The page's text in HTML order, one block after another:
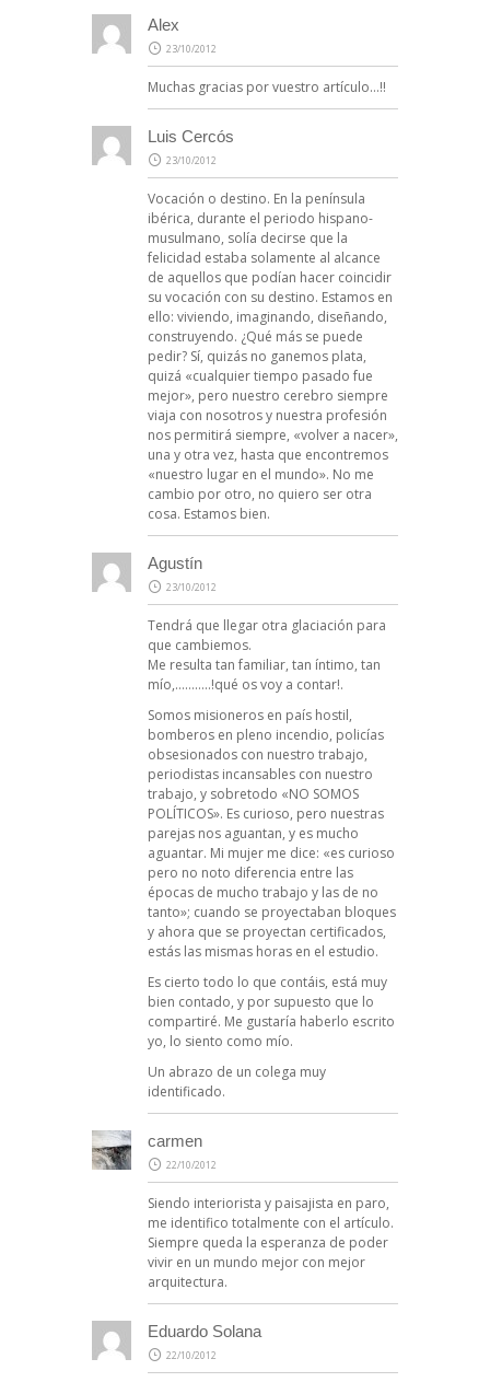
Alex
23/10/2012
Muchas gracias por vuestro artículo…!!
Luis Cercós
23/10/2012
Vocación o destino. En la península
ibérica, durante el periodo hispano-
musulmano, solía decirse que la
felicidad estaba solamente al alcance
de aquellos que podían hacer coincidir
su vocación con su destino. Estamos en
ello: viviendo, imaginando, diseñando,
construyendo. ¿Qué más se puede
pedir? Sí, quizás no ganemos plata,
quizá «cualquier tiempo pasado fue
mejor», pero nuestro cerebro siempre
viaja con nosotros y nuestra profesión
nos permitirá siempre, «volver a nacer»,
una y otra vez, hasta que encontremos
«nuestro lugar en el mundo». No me
cambio por otro, no quiero ser otra
cosa. Estamos bien.
Agustín
23/10/2012
Tendrá que llegar otra glaciación para
que cambiemos.
Me resulta tan familiar, tan íntimo, tan
mío,………..!qué os voy a contar!.
Somos misioneros en país hostil,
bomberos en pleno incendio, policías
obsesionados con nuestro trabajo,
periodistas incansables con nuestro
trabajo, y sobretodo «NO SOMOS
POLÍTICOS». Es curioso, pero nuestras
parejas nos aguantan, y es mucho
aguantar. Mi mujer me dice: «es curioso
pero no noto diferencia entre las
épocas de mucho trabajo y las de no
tanto»; cuando se proyectaban bloques
y ahora que se proyectan certificados,
estás las mismas horas en el estudio.
Es cierto todo lo que contáis, está muy
bien contado, y por supuesto que lo
compartiré. Me gustaría haberlo escrito
yo, lo siento como mío.
Un abrazo de un colega muy
identificado.
carmen
22/10/2012
Siendo interiorista y paisajista en paro,
me identifico totalmente con el artículo.
Siempre queda la esperanza de poder
vivir en un mundo mejor con mejor
arquitectura.
Eduardo Solana
22/10/2012